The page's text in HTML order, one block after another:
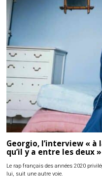
Georgio, l’interview «
qu’il y a entre les deux »
Le rap français des années 2020
lui, suit une autre voie.